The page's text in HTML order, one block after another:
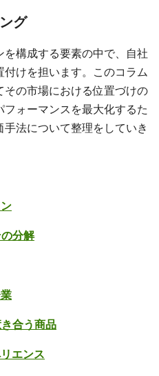
グ
構成する要素の中で、自社
けを担います。このコラム
の市場における位置づけの
ォーマンスを最大化するた
法について整理をしていき
分解
合う商品
エンス